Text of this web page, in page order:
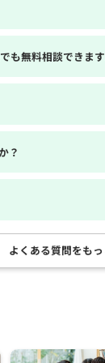
も無料相談できま
？
よくある質問をも